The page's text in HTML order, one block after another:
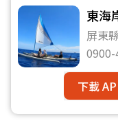
東海
屏東
下載